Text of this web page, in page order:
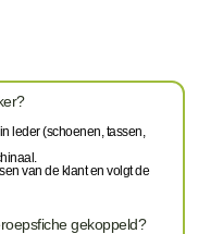
leder (schoenen, tassen,
van de klant en volgt de
gekoppeld?